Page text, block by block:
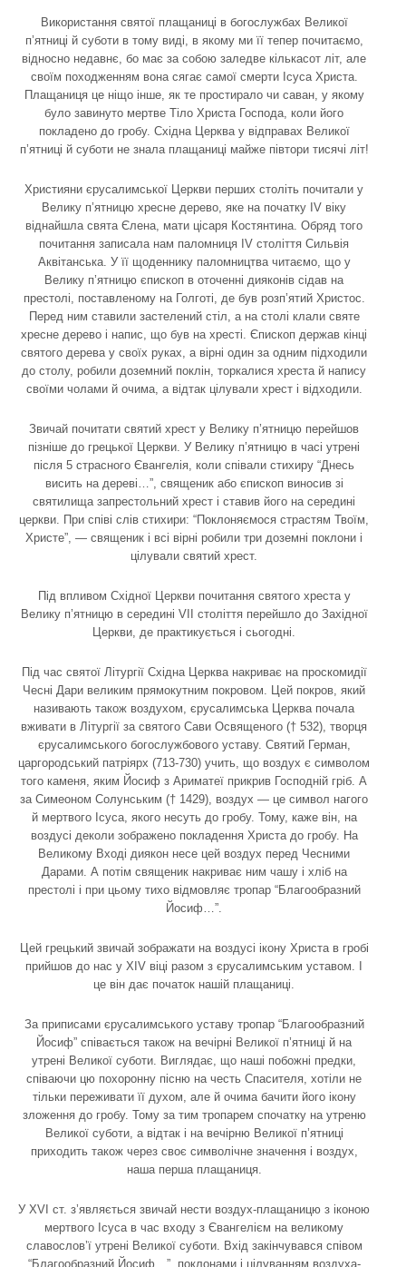
Використання святої плащаниці в богослужбах Великої
п’ятниці й суботи в тому виді, в якому ми її тепер почитаємо,
відносно недавнє, бо має за собою заледве кількасот літ, але
своїм походженням вона сягає самої смерти Ісуса Христа.
Плащаниця це ніщо інше, як те простирало чи саван, у якому
було завинуто мертве Тіло Христа Господа, коли його
покладено до гробу. Східна Церква у відправах Великої
п’ятниці й суботи не знала плащаниці майже півтори тисячі літ!
Християни єрусалимської Церкви перших століть почитали у
Велику п’ятницю хресне дерево, яке на початку IV віку
віднайшла свята Єлена, мати цісаря Костянтина. Обряд того
почитання записала нам паломниця IV століття Сильвія
Аквітанська. У її щоденнику паломництва читаємо, що у
Велику п’ятницю єпископ в оточенні дияконів сідав на
престолі, поставленому на Голготі, де був розп’ятий Христос.
Перед ним ставили застелений стіл, а на столі клали святе
хресне дерево і напис, що був на хресті. Єпископ держав кінці
святого дерева у своїх руках, а вірні один за одним підходили
до столу, робили доземний поклін, торкалися хреста й напису
своїми чолами й очима, а відтак цілували хрест і відходили.
Звичай почитати святий хрест у Велику п’ятницю перейшов
пізніше до грецької Церкви. У Велику п’ятницю в часі утрені
після 5 страсного Євангелія, коли співали стихиру “Днесь
висить на дереві…”, священик або єпископ виносив зі
святилища запрестольний хрест і ставив його на середині
церкви. При співі слів стихири: “Поклоняємося страстям Твоїм,
Христе”, — священик і всі вірні робили три доземні поклони і
цілували святий хрест.
Під впливом Східної Церкви почитання святого хреста у
Велику п’ятницю в середині VII століття перейшло до Західної
Церкви, де практикується і сьогодні.
Під час святої Літургії Східна Церква накриває на проскомидії
Чесні Дари великим прямокутним покровом. Цей покров, який
називають також воздухом, єрусалимська Церква почала
вживати в Літургії за святого Сави Освященого († 532), творця
єрусалимського богослужбового уставу. Святий Герман,
царгородський патріярх (713-730) учить, що воздух є символом
того каменя, яким Йосиф з Ариматеї прикрив Господній гріб. А
за Симеоном Солунським († 1429), воздух — це символ нагого
й мертвого Ісуса, якого несуть до гробу. Тому, каже він, на
воздусі деколи зображено покладення Христа до гробу. На
Великому Вході диякон несе цей воздух перед Чесними
Дарами. А потім священик накриває ним чашу і хліб на
престолі і при цьому тихо відмовляє тропар “Благообразний
Йосиф…”.
Цей грецький звичай зображати на воздусі ікону Христа в гробі
прийшов до нас у XIV віці разом з єрусалимським уставом. І
це він дає початок нашій плащаниці.
За приписами єрусалимського уставу тропар “Благообразний
Йосиф” співається також на вечірні Великої п’ятниці й на
утрені Великої суботи. Виглядає, що наші побожні предки,
співаючи цю похоронну пісню на честь Спасителя, хотіли не
тільки переживати її духом, але й очима бачити його ікону
зложення до гробу. Тому за тим тропарем спочатку на утреню
Великої суботи, а відтак і на вечірню Великої п’ятниці
приходить також через своє символічне значення і воздух,
наша перша плащаниця.
У XVI ст. з’являється звичай нести воздух-плащаницю з іконою
мертвого Ісуса в час входу з Євангелієм на великому
славослов’ї утрені Великої суботи. Вхід закінчувався співом
“Благообразний Йосиф…”, поклонами і цілуванням воздуха-